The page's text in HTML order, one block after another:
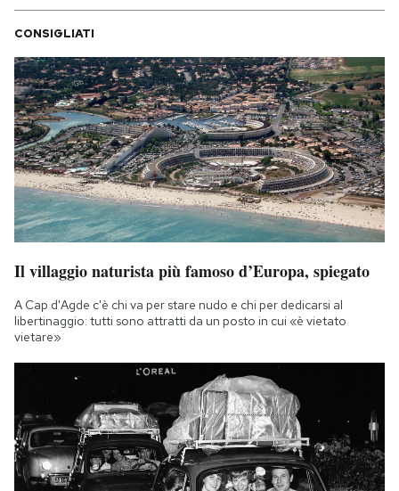
I MIEI PREFERITI
SHOP
CALENDARIO
AREA PERSONALE
Area Personale
Notifiche mobile
Regala il Post
Hai bisogno di aiuto?
Esci
CONSIGLIATI
Il villaggio naturista più famoso d’Europa, spiegato
A Cap d'Agde c'è chi va per stare nudo e chi per dedicarsi al
libertinaggio: tutti sono attratti da un posto in cui «è vietato
vietare»